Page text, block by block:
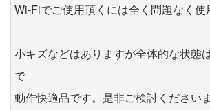
Wi-Fiでご使用頂くには全く問題なく使
小キズなどはありますが全体的な状態
で
動作快適品です。是非ご検討くださいま